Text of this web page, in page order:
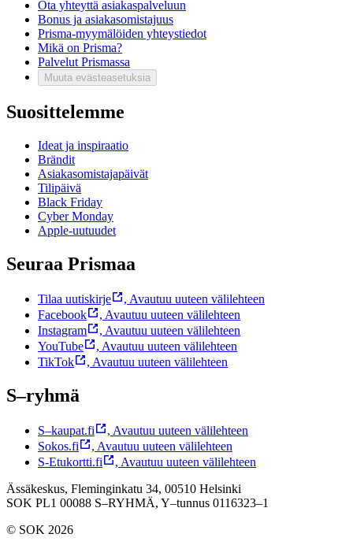
Ota yhteyttä asiakaspalveluun
Bonus ja asiakasomistajuus
Prisma-myymälöiden yhteystiedot
Mikä on Prisma?
Palvelut Prismassa
Muuta evästeasetuksia
Suosittelemme
Ideat ja inspiraatio
Brändit
Asiakasomistajapäivät
Tilipäivä
Black Friday
Cyber Monday
Apple-uutuudet
Seuraa Prismaa
Tilaa uutiskirje , Avautuu uuteen välilehteen
Facebook
, Avautuu uuteen välilehteen
Instagram
, Avautuu uuteen välilehteen
YouTube
, Avautuu uuteen välilehteen
TikTok
, Avautuu uuteen välilehteen
S–ryhmä
S–kaupat.fi , Avautuu uuteen välilehteen
Sokos.fi
, Avautuu uuteen välilehteen
S-Etukortti.fi
, Avautuu uuteen välilehteen
Ässäkeskus, Fleminginkatu 34, 00510 Helsinki
SOK PL1 00088 S–RYHMÄ, Y–tunnus 0116323–1
© SOK 2026